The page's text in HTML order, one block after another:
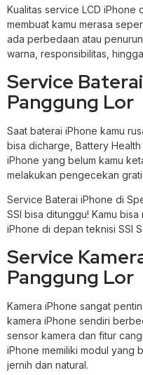
Kualitas service LCD iPhone
membuat kamu merasa
ada perbedaan atau
warna, responsibilitas,
Service
Panggung Lor
Saat baterai iPhone kamu
bisa dicharge, Battery
iPhone yang belum kamu
melakukan pengecekan
Service Baterai iPhone di
SSI bisa ditunggu! Kamu
iPhone di depan teknisi SSI
Service
Panggung Lor
Kamera iPhone sangat
kamera iPhone sendiri
sensor kamera dan fitur
iPhone memiliki modul yang
jernih dan natural.